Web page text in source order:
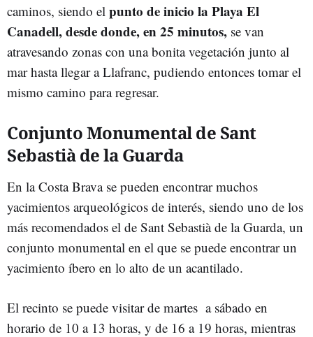
caminos, siendo el punto de inicio la Playa El
Canadell, desde donde, en 25 minutos, se van
atravesando zonas con una bonita vegetación junto al
mar hasta llegar a Llafranc, pudiendo entonces tomar el
mismo camino para regresar.
Conjunto Monumental de Sant
Sebastià de la Guarda
En la Costa Brava se pueden encontrar muchos
yacimientos arqueológicos de interés, siendo uno de los
más recomendados el de Sant Sebastià de la Guarda, un
conjunto monumental en el que se puede encontrar un
yacimiento íbero en lo alto de un acantilado.
El recinto se puede visitar de martes a sábado en
horario de 10 a 13 horas, y de 16 a 19 horas, mientras